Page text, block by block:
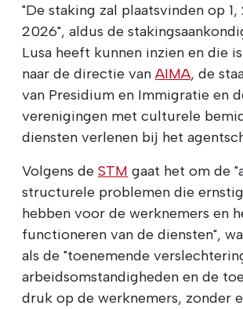
"De staking zal plaatsvinden op
2026", aldus de
Lusa heeft kunnen inzien en die
naar de directie vanAIMA, de
van Presidium en Immigratie en
verenigingen met culturele
diensten verlenen bij het
Volgens de STM gaat het om de
structurele problemen die
hebben voor de werknemers en
functioneren van de diensten",
als de "toenemende
arbeidsomstandigheden en de
druk op de werknemers, zonder